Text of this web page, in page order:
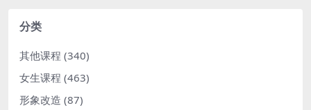
分类
其他课程 (340)
女生课程 (463)
形象改造 (87)